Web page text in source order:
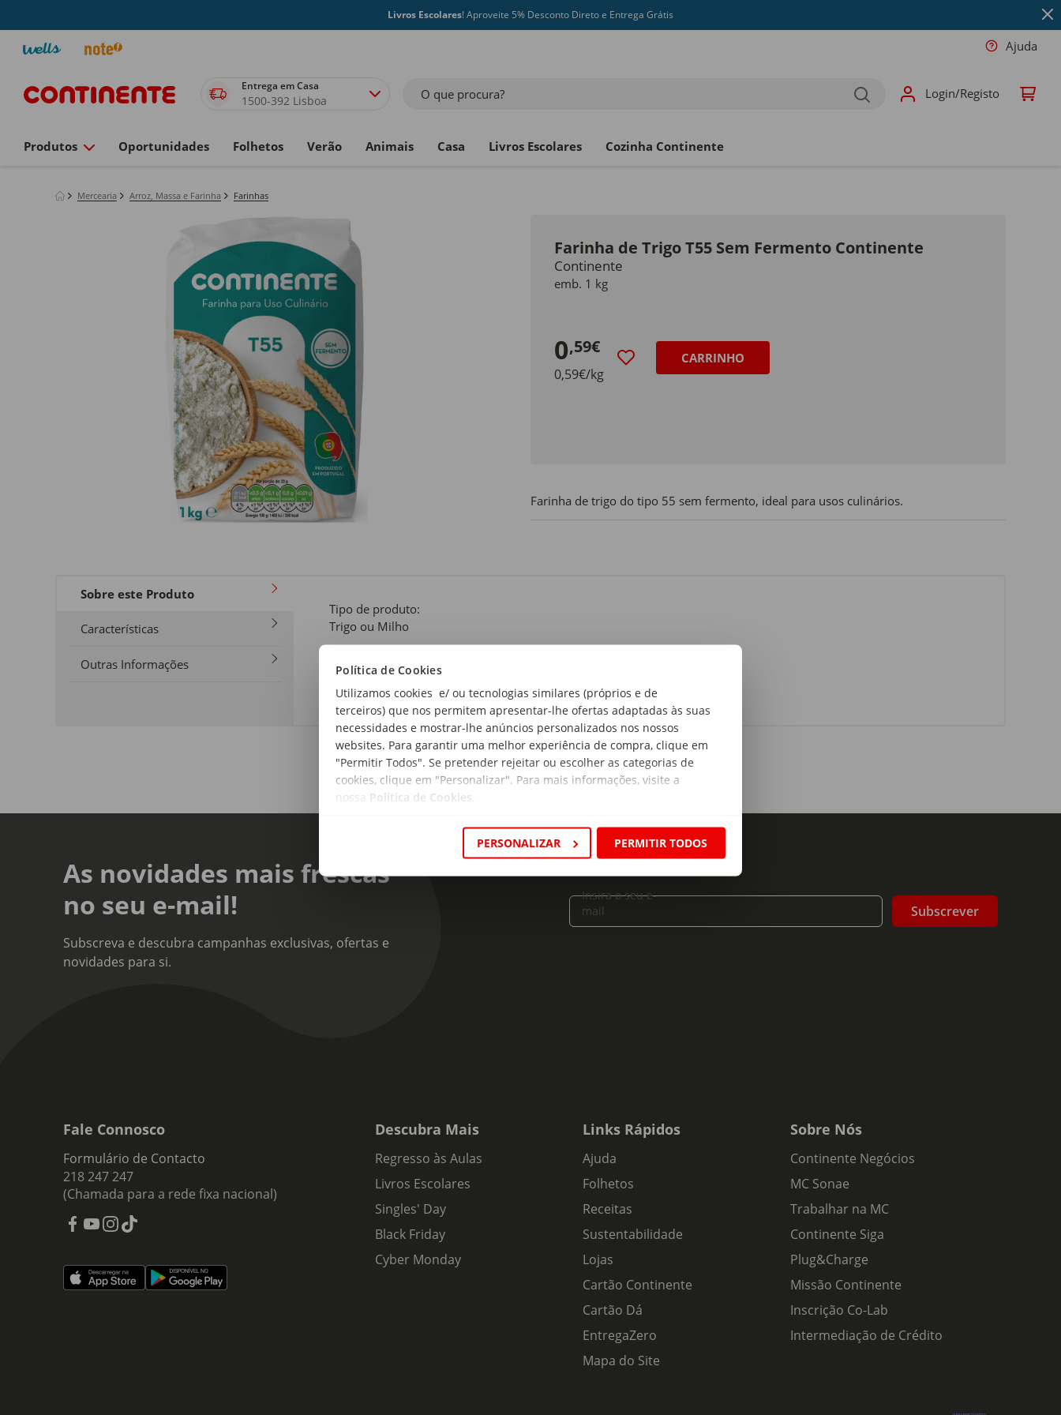
Política de Cookies
Utilizamos cookies e/ ou tecnologias similares (próprios e de
terceiros) que nos permitem apresentar-lhe ofertas adaptadas às suas
necessidades e mostrar-lhe anúncios personalizados nos nossos
websites. Para garantir uma melhor experiência de compra, clique em
"Permitir Todos". Se pretender rejeitar ou escolher as categorias de
cookies, clique em "Personalizar". Para mais informações, visite a
nossa Política de Cookies
PERSONALIZAR PERMITIR TODOS
Livros Escolares! Aproveite 5% Desconto Direto e Entrega Grátis
Ajuda
Entrega em Casa
1500-392 Lisboa O que procura? Login/Registo
Produtos Oportunidades Folhetos Verão Animais Casa Livros Escolares Cozinha Continente
Mercearia Arroz, Massa e Farinha Farinhas
Farinha de Trigo T55 Sem Fermento Continente
Continente
emb. 1 kg
0,59€
0,59€/kg
CARRINHO
Farinha de trigo do tipo 55 sem fermento, ideal para usos culinários.
Sobre este Produto
Características
Outras Informações
Tipo de produto:
Trigo ou Milho
Sem Fermento
As novidades mais frescas
no seu e-mail!
Subscreva e descubra campanhas exclusivas, ofertas e
novidades para si.
Insira o seu e-
mail
Subscrever
Fale Connosco
Formulário de Contacto
218 247 247
(Chamada para a rede fixa nacional)
Descubra Mais
Regresso às Aulas
Livros Escolares
Singles' Day
Black Friday
Cyber Monday
Links Rápidos
Ajuda
Folhetos
Receitas
Sustentabilidade
Lojas
Cartão Continente
Cartão Dá
EntregaZero
Mapa do Site
Sobre Nós
Continente Negócios
MC Sonae
Trabalhar na MC
Continente Siga
Plug&Charge
Missão Continente
Inscrição Co-Lab
Intermediação de Crédito